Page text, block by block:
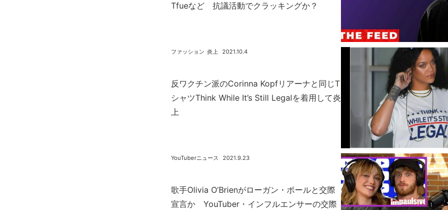
Tfueなど 抗議活動でクラッキングか？
反ワクチン派のCorinna Kopfリアーナと同じT
シャツThink While It’s Still Legalを着用して炎
上
2021.10.4
ファッション 炎上
歌手Olivia O’Brienがローガン・ポールと交際
宣言か YouTuber・インフルエンサーの交際
2021.9.23
YouTuberニュース